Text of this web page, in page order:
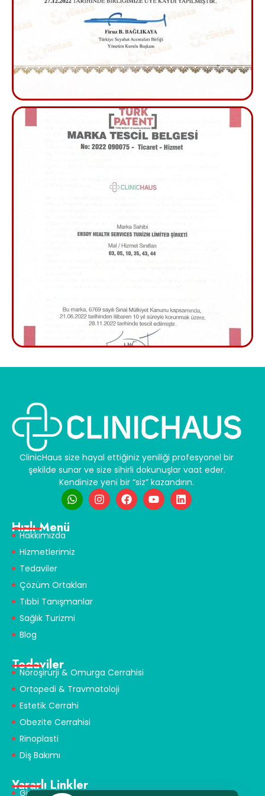
ClinicHaus size hayal ettiğiniz yeniliği profesyonel bir
şekilde sunar ve size sihirli dokunuşlar vaat eder.
Kendinize yeni bir “siz” kazandırın.
Hızlı Menü
Hakkımızda
Hizmetlerimiz
Tedaviler
Çözüm Ortakları
Tıbbi Tanışmanlar
Sağlık Turizmi
Blog
Tedaviler
Nöroşirürji & Omurga Cerrahisi
Ortopedi & Travmatoloji
Estetik Cerrahi
Obezite Cerrahisi
Rinoplasti
Diş Bakımı
Yararlı Linkler
Gizlilik Politikası